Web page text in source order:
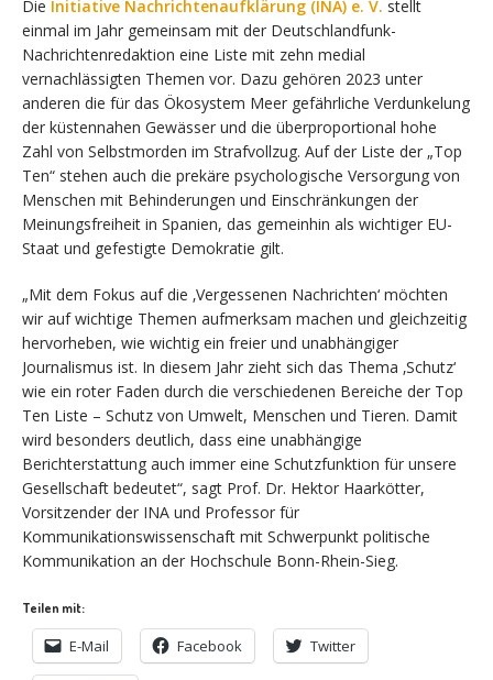
Die Initiative Nachrichtenaufklärung (INA) e. V. stellt
einmal im Jahr gemeinsam mit der Deutschlandfunk-
Nachrichtenredaktion eine Liste mit zehn medial
vernachlässigten Themen vor. Dazu gehören 2023 unter
anderen die für das Ökosystem Meer gefährliche Verdunkelung
der küstennahen Gewässer und die überproportional hohe
Zahl von Selbstmorden im Strafvollzug. Auf der Liste der „Top
Ten“ stehen auch die prekäre psychologische Versorgung von
Menschen mit Behinderungen und Einschränkungen der
Meinungsfreiheit in Spanien, das gemeinhin als wichtiger EU-
Staat und gefestigte Demokratie gilt.
„Mit dem Fokus auf die ‚Vergessenen Nachrichten‘ möchten
wir auf wichtige Themen aufmerksam machen und gleichzeitig
hervorheben, wie wichtig ein freier und unabhängiger
Journalismus ist. In diesem Jahr zieht sich das Thema ‚Schutz‘
wie ein roter Faden durch die verschiedenen Bereiche der Top
Ten Liste – Schutz von Umwelt, Menschen und Tieren. Damit
wird besonders deutlich, dass eine unabhängige
Berichterstattung auch immer eine Schutzfunktion für unsere
Gesellschaft bedeutet“, sagt Prof. Dr. Hektor Haarkötter,
Vorsitzender der INA und Professor für
Kommunikationswissenschaft mit Schwerpunkt politische
Kommunikation an der Hochschule Bonn-Rhein-Sieg.
Teilen mit:
E-Mail Facebook Twitter